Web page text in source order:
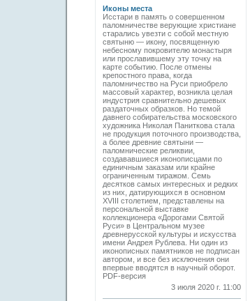
Иконы места
Исстари в память о совершенном
паломничестве веру­ющие христиане
старались увезти с собой местную
святыню — икону, посвященную
небесному покровителю монастыря
или прославившему эту точку на
карте событию. После отмены
крепостного права, когда
паломничество на Руси приобрело
массовый характер, возникла целая
индустрия сравнительно дешевых
раздаточных образков. Но темой
давнего собирательства московского
художника Николая Паниткова стала
не продукция поточного производства,
а более древние святыни —
паломнические реликвии,
создававшиеся иконописцами по
единичным заказам или крайне
ограниченным тиражом. Семь
десятков самых интересных и редких
из них, датирующихся в основном
XVIII столетием, представлены на
персональной выставке
коллекционера «Дорогами Святой
Руси» в Центральном музее
древнерусской культуры и искусства
имени Андрея Рублева. Ни один из
иконописных памятников не подписан
автором, и все без исключения они
впервые вводятся в научный оборот.
PDF-версия
3 июля 2020 г. 11:00